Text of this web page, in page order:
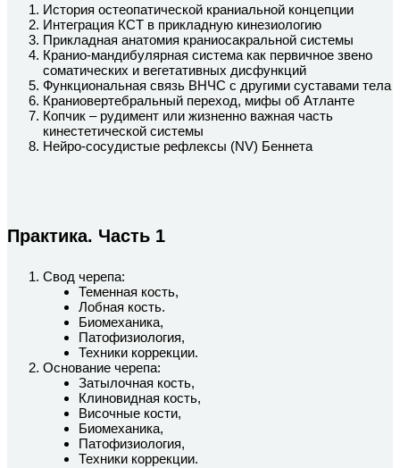
История остеопатической краниальной концепции
Интеграция КСТ в прикладную кинезиологию
Прикладная анатомия краниосакральной системы
Кранио-мандибулярная система как первичное звено
соматических и вегетативных дисфункций
Функциональная связь ВНЧС с другими суставами тела
Краниовертебральный переход, мифы об Атланте
Копчик – рудимент или жизненно важная часть
кинестетической системы
Нейро-сосудистые рефлексы (NV) Беннета
Практика. Часть 1
Свод черепа:
Теменная кость,
Лобная кость.
Биомеханика,
Патофизиология,
Техники коррекции.
Основание черепа:
Затылочная кость,
Клиновидная кость,
Височные кости,
Биомеханика,
Патофизиология,
Техники коррекции.